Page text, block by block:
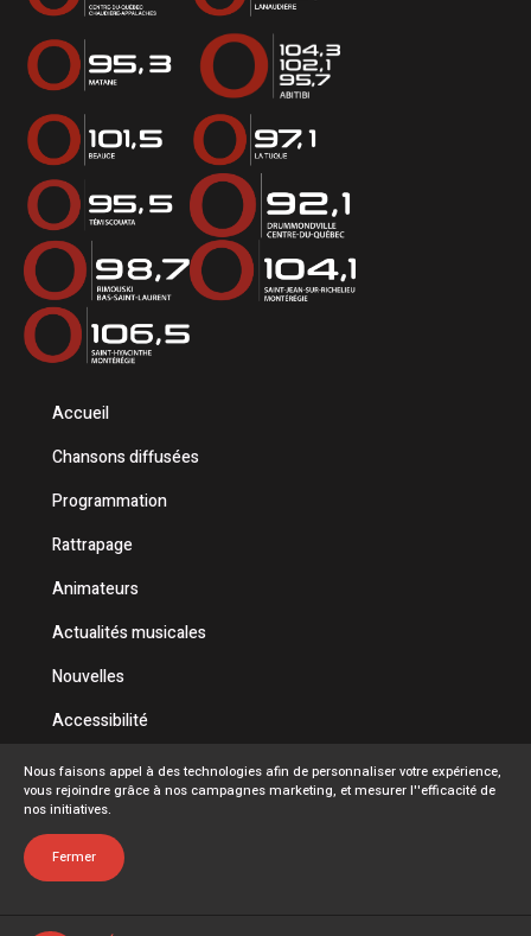
Accueil
Chansons diffusées
Programmation
Rattrapage
Animateurs
Actualités musicales
Nouvelles
Accessibilité
Politique de confidentialité
Conditions d'utilisation
FAQ
Nous faisons appel à des technologies afin de personnaliser votre expérience,
vous rejoindre grâce à nos campagnes marketing, et mesurer l''efficacité de
nos initiatives.
Fermer